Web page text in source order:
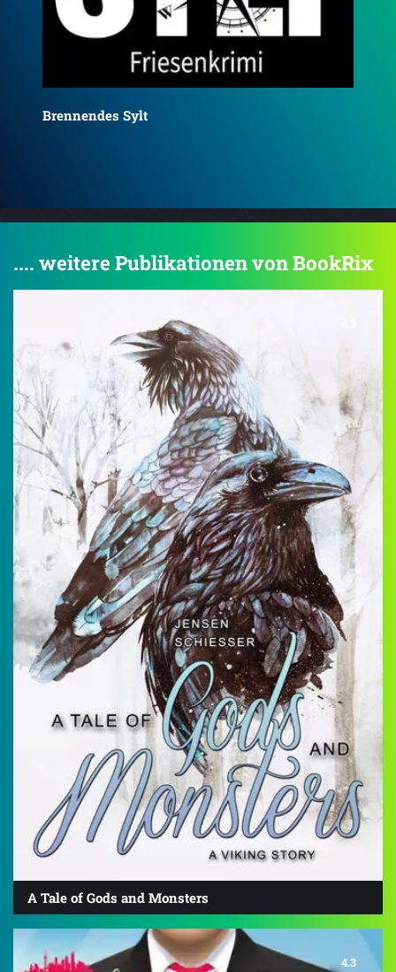
Düsteres Sylt
.... weitere Publikationen von BookRix
A Tale of Gods and Monsters
4.3